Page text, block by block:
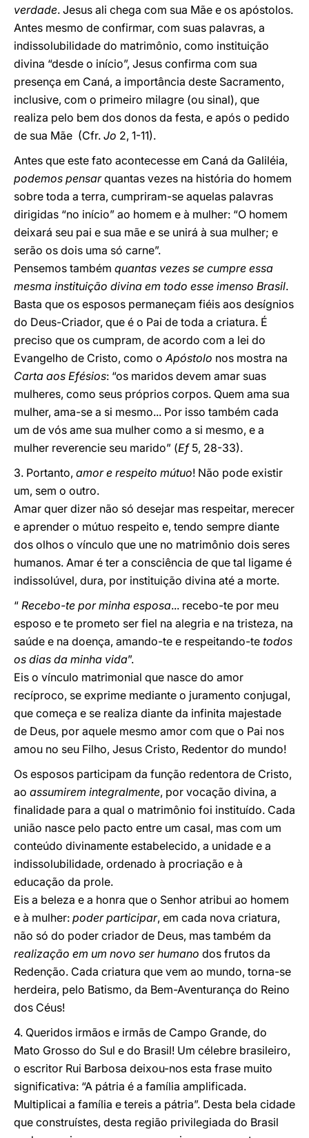
verdade. Jesus ali chega com sua Mãe e os apóstolos.
Antes mesmo de confirmar, com suas palavras, a
indissolubilidade do matrimônio, como instituição
divina “desde o início”, Jesus confirma com sua
presença em Caná, a importância deste Sacramento,
inclusive, com o primeiro milagre (ou sinal), que
realiza pelo bem dos donos da festa, e após o pedido
de sua Mãe (Cfr. Jo 2, 1-11).
Antes que este fato acontecesse em Caná da Galiléia,
podemos pensarquantas vezes na história do homem
sobre toda a terra, cumpriram-se aquelas palavras
dirigidas “no início” ao homem e à mulher: “O homem
deixará seu pai e sua mãe e se unirá à sua mulher; e
serão os dois uma só carne”.
Pensemos também quantas vezes se cumpre essa
mesma instituição divina em todo esse imenso Brasil.
Basta que os esposos permaneçam fiéis aos desígnios
do Deus-Criador, que é o Pai de toda a criatura. É
preciso que os cumpram, de acordo com a lei do
Evangelho de Cristo, como oApóstolo nos mostra na
Carta aos Efésios: “os maridos devem amar suas
mulheres, como seus próprios corpos. Quem ama sua
mulher, ama-se a si mesmo... Por isso também cada
um de vós ame sua mulher como a si mesmo, e a
mulher reverencie seu marido” (Ef5, 28-33).
3. Portanto, amor e respeito mútuo! Não pode existir
um, sem o outro.
Amar quer dizer não só desejar mas respeitar, merecer
e aprender o mútuo respeito e, tendo sempre diante
dos olhos o vínculo que une no matrimônio dois seres
humanos. Amar é ter a consciência de que tal ligame é
indissolúvel, dura, por instituição divina até a morte.
“ Recebo-te por minha esposa... recebo-te por meu
esposo e te prometo ser fiel na alegria e na tristeza, na
saúde e na doença, amando-te e respeitando-te todos
os dias da minha vida”.
Eis o vínculo matrimonial que nasce do amor
recíproco, se exprime mediante o juramento conjugal,
que começa e se realiza diante da infinita majestade
de Deus, por aquele mesmo amor com que o Pai nos
amou no seu Filho, Jesus Cristo, Redentor do mundo!
Os esposos participam da função redentora de Cristo,
ao assumirem integralmente, por vocação divina, a
finalidade para a qual o matrimônio foi instituído. Cada
união nasce pelo pacto entre um casal, mas com um
conteúdo divinamente estabelecido, a unidade e a
indissolubilidade, ordenado à procriação e à
educação da prole.
Eis a beleza e a honra que o Senhor atribui ao homem
e à mulher: poder participar, em cada nova criatura,
não só do poder criador de Deus, mas também da
realização em um novo ser humano dos frutos da
Redenção. Cada criatura que vem ao mundo, torna-se
herdeira, pelo Batismo, da Bem-Aventurança do Reino
dos Céus!
4. Queridos irmãos e irmãs de Campo Grande, do
Mato Grosso do Sul e do Brasil! Um célebre brasileiro,
o escritor Rui Barbosa deixou-nos esta frase muito
significativa: “A pátria é a família amplificada.
Multiplicai a família e tereis a pátria”. Desta bela cidade
que construístes, desta região privilegiada do Brasil